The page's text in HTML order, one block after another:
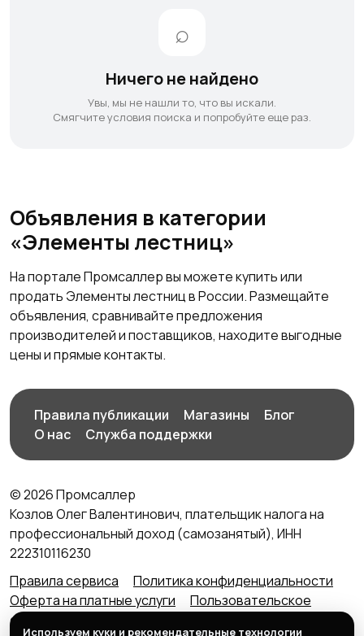
Ничего не найдено
Увы, мы не нашли то, что вы искали.
Смягчите условия поиска и попробуйте еще раз.
Объявления в категории
«Элементы лестниц»
На портале Промсаллер вы можете купить или
продать Элементы лестниц в России. Размещайте
объявления, сравнивайте предложения
производителей и поставщиков, находите выгодные
цены и прямые контакты.
Правила публикации Магазины
Блог
О нас
Служба поддержки
© 2026 Промсаллер
Козлов Олег Валентинович, плательщик налога на
профессиональный доход (самозанятый), ИНН
222310116230
Правила сервиса
Политика конфиденциальности
Оферта на платные услуги
Пользовательское
соглашение
Используем куки и рекомендательные технологии